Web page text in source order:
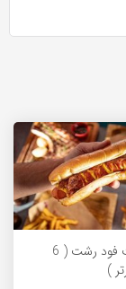
بهترین فست فود رشت ( 6
)